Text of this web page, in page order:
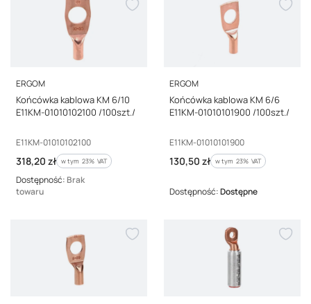
PRODUCENT
ERGOM
Końcówka kablowa KM 6/10
E11KM-01010102100 /100szt./
Kod producenta
E11KM-01010102100
Cena brutto
318,20 zł w tym %s VAT
w tym 23% VAT
Dostępność: Brak
towaru
PRODUCENT
ERGOM
Końcówka kablowa KM 6/6
E11KM-01010101900 /100szt./
Kod producenta
E11KM-01010101900
Cena brutto
130,50 zł w tym %s VAT
w tym 23% VAT
Dostępność:Dostępne